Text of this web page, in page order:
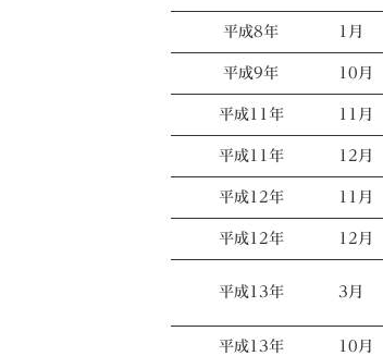
平成8年 1月
平成9年 10月
平成11年 11月
平成11年 12月
平成12年 11月
平成12年 12月
平成13年 3月
平成13年 10月